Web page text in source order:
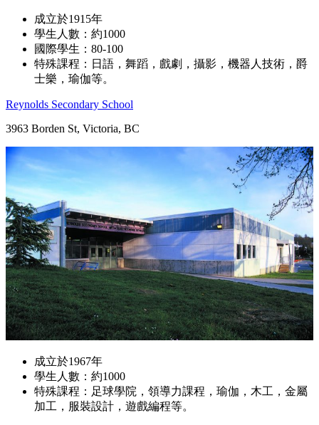
成立於1915年
學生人數：約1000
國際學生：80-100
特殊課程：日語，舞蹈，戲劇，攝影，機器人技術，爵
士樂，瑜伽等。
Reynolds Secondary School
3963 Borden St, Victoria, BC
成立於1967年
學生人數：約1000
特殊課程：足球學院，領導力課程，瑜伽，木工，金屬
加工，服裝設計，遊戲編程等。